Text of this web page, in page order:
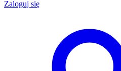
Zaloguj się